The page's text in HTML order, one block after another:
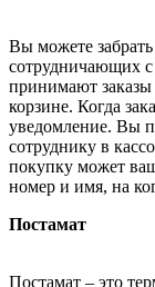
Вы можете
сотрудничающих
принимают заказы
корзине. Когда
уведомление. Вы
сотруднику в
покупку может
номер и имя, на
Постамат
Постамат – это